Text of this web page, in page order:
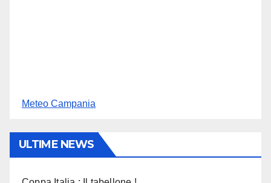
Meteo Campania
ULTIME NEWS